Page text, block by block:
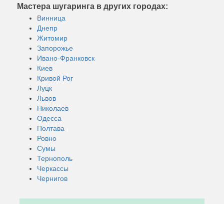
Мастера шугаринга в других городах:
Винница
Днепр
Житомир
Запорожье
Ивано-Франковск
Киев
Кривой Рог
Луцк
Львов
Николаев
Одесса
Полтава
Ровно
Сумы
Тернополь
Черкассы
Чернигов